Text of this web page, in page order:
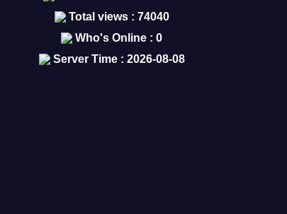
Total views : 74040
Who's Online : 0
Server Time : 2026-08-08